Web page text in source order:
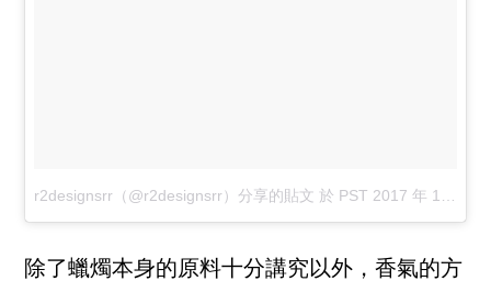
r2designsrr（@r2designsrr）分享的貼文 於 PST 2017 年 12月 月 24 日 上午 12:12
除了蠟燭本身的原料十分講究以外，香氣的方